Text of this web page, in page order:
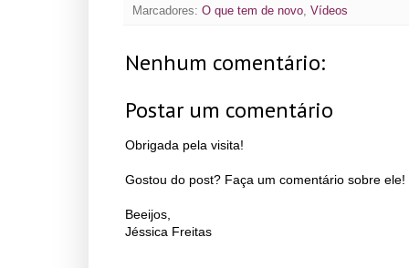
Marcadores: O que tem de novo, Vídeos
Nenhum comentário:
Postar um comentário
Obrigada pela visita!
Gostou do post? Faça um comentário sobre ele!
Beeijos,
Jéssica Freitas